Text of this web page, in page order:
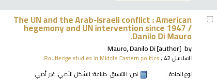
The UN and the Arab-Israeli conflict : American
hegemony and UN intervention since 1947 /
Danilo Di Mauro.
by
Mauro, Danilo Di[author]
السلاسل: Routledge studies in Middle Eastern politics; 42.
نوع المادة :
نص؛ التنسيق: طباعة؛ الشكل الأدبي: غير أدبي